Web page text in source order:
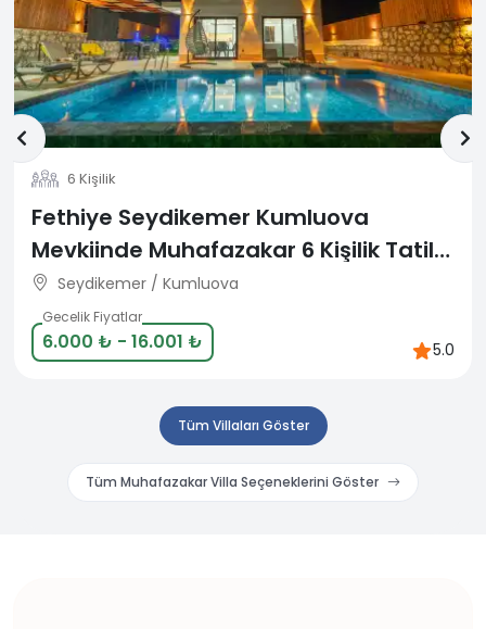
6 Kişilik
Fethiye Seydikemer Kumluova
Mevkiinde Muhafazakar 6 Kişilik Tatil
Villası
Seydikemer / Kumluova
Gecelik Fiyatlar
6.000 ₺ - 16.001 ₺ 5.0
Tüm Villaları Göster
Tüm Muhafazakar Villa Seçeneklerini Göster